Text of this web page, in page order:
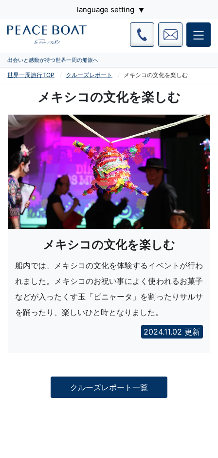
language setting
出会いと感動が待つ世界一周の船旅へ
世界一周旅行TOP クルーズレポート メキシコの文化を楽しむ
メキシコの文化を楽しむ
メキシコの文化を楽しむ
船内では、メキシコの文化を体験するイベントが行わ
れました。メキシコのお祝い事によく使われるお菓子
などが入ったくす玉「ピニャータ」を割ったりサルサ
を踊ったり、楽しいひと時となりました。
2024.11.02 更新
クルーズレポート一覧